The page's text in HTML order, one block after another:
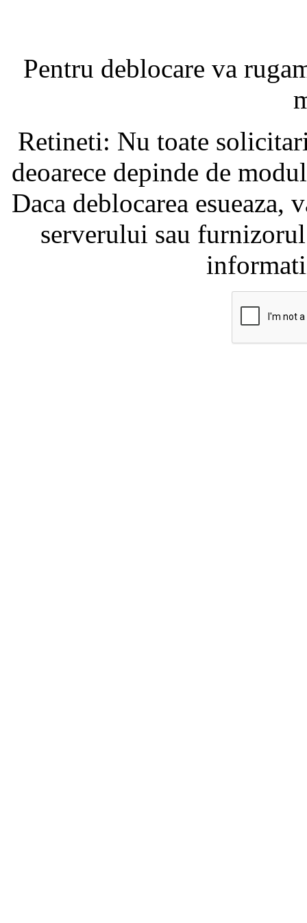
Pentru deblocare va
Retineti: Nu toate
deoarece depinde de
Daca deblocarea
serverului sau